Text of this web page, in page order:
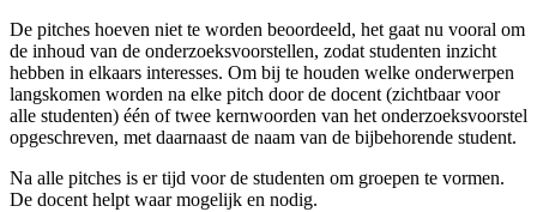
De pitches hoeven niet te worden beoordeeld, het gaat nu vooral om
de inhoud van de onderzoeksvoorstellen, zodat studenten inzicht
hebben in elkaars interesses. Om bij te houden welke onderwerpen
langskomen worden na elke pitch door de docent (zichtbaar voor
alle studenten) één of twee kernwoorden van het onderzoeksvoorstel
opgeschreven, met daarnaast de naam van de bijbehorende student.
Na alle pitches is er tijd voor de studenten om groepen te vormen.
De docent helpt waar mogelijk en nodig.